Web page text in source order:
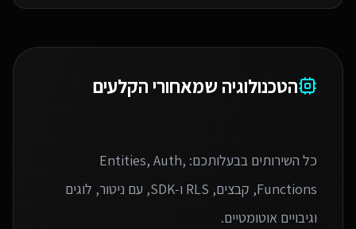
הטכנולוגיה שמאחורי הקלעים
כל השירותים בבעלותכם: Entities, Auth,
Functions, קבצים, RLS ו‑SDK, עם ניטור, לוגים